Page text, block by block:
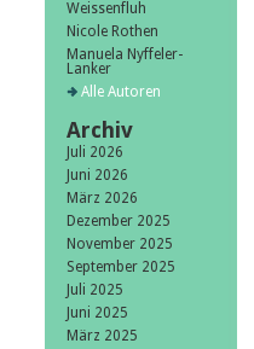
Weissenfluh
Nicole Rothen
Manuela Nyffeler-
Lanker
Alle Autoren
Archiv
Juli 2026
Juni 2026
März 2026
Dezember 2025
November 2025
September 2025
Juli 2025
Juni 2025
März 2025